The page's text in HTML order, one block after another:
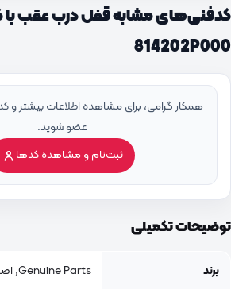
کدفنی‌های مشابه قفل درب عقب با
814202P000
همکار گرامی، برای مشاهده اطلاعات بیشتر و
عضو شوید.
ثبت‌نام و مشاهده کدها
توضیحات تکمیلی
برند Genuine Parts, اصلی جنیون پارت